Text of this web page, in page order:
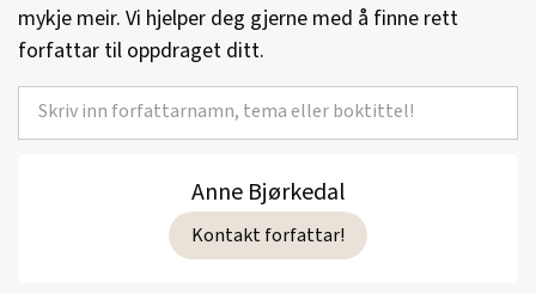
Se alle utgivelser
mykje meir. Vi hjelper deg gjerne med å finne rett
forfattar til oppdraget ditt.
Anne Bjørkedal
Kontakt forfattar!